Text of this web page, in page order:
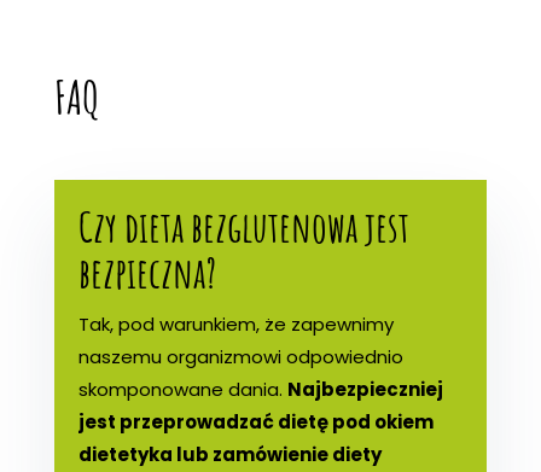
FAQ
Czy dieta bezglutenowa jest
bezpieczna?
Tak, pod warunkiem, że zapewnimy
naszemu organizmowi odpowiednio
skomponowane dania. Najbezpieczniej
jest przeprowadzać dietę pod okiem
dietetyka lub zamówienie diety